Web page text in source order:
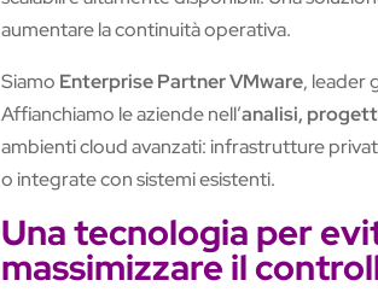
aumentare la continuità operativa.
Siamo Enterprise Partner VMware, leader
Affianchiamo le aziende nell’analisi,
ambienti cloud avanzati: infrastrutture
o integrate con sistemi esistenti.
Una tecnologia per
massimizzare il